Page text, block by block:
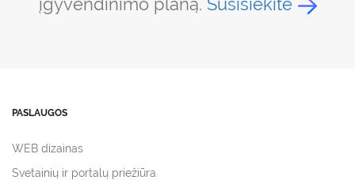
PASLAUGOS
WEB dizainas
Svetainių ir portalų priežiūra